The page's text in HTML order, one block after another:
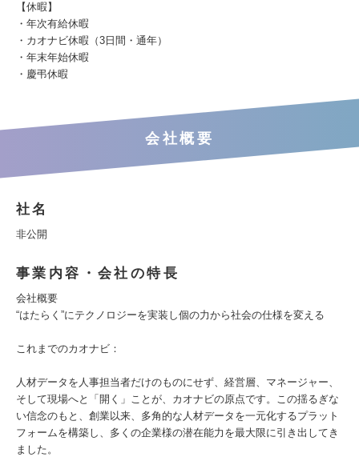
【休暇】
・年次有給休暇
・カオナビ休暇（3日間・通年）
・年末年始休暇
・慶弔休暇
会社概要
社名
非公開
事業内容・会社の特長
会社概要
“はたらく”にテクノロジーを実装し個の力から社会の仕様を変える
これまでのカオナビ：
人材データを人事担当者だけのものにせず、経営層、マネージャー、
そして現場へと「開く」ことが、カオナビの原点です。この揺るぎな
い信念のもと、創業以来、多角的な人材データを一元化するプラット
フォームを構築し、多くの企業様の潜在能力を最大限に引き出してき
ました。